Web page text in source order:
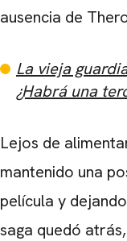
ausencia de
La vieja
¿Habrá una
Lejos de
mantenido una
película y
saga quedó